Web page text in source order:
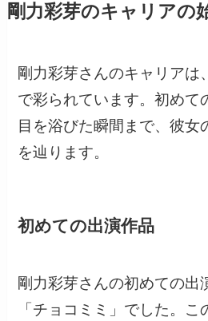
剛力彩芽のキャリアの
剛力彩芽さんのキャリアは
で彩られています。初めて
目を浴びた瞬間まで、彼女
を辿ります。
初めての出演作品
剛力彩芽さんの初めての出
「チョコミミ」でした。